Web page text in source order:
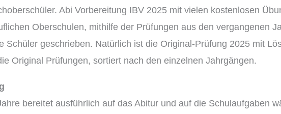
Abi Vorbereitung IBV 2025 mit vielen kostenlosen
Oberschulen, mithilfe der Prüfungen aus den vergangenen
geschrieben. Natürlich ist die Original-Prüfung 2025 mit
Original Prüfungen, sortiert nach den einzelnen Jahrgängen.
bereitet ausführlich auf das Abitur und auf die Schulaufgaben